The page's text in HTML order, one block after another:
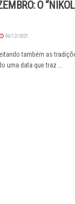
O
06/12/2021
também as
uma data que traz ...